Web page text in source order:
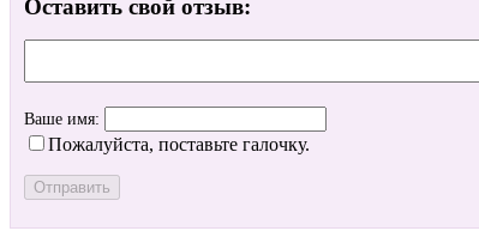
Оставить свой отзыв:
Ваше имя:
Пожалуйста, поставьте галочку.